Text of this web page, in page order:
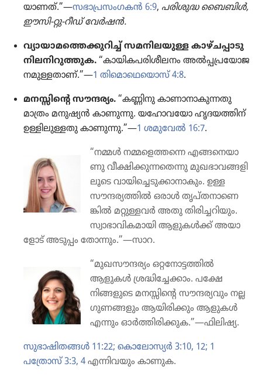
യാ​ണത്‌.”—സഭാ​പ്ര​സം​ഗ​കൻ 6:9, പരിശുദ്ധ ബൈബിൾ,
ഈസി-റ്റു-റീഡ്‌ വേർഷൻ.
വ്യായാ​മ​ത്തെ​ക്കു​റിച്ച്‌ സമനി​ല​യു​ള്ള കാഴ്‌ച​പ്പാ​ടു
നിലനി​റു​ത്തു​ക. “കായി​ക​പ​രി​ശീ​ല​നം അൽപ്പ​പ്ര​യോ​ജ​
ന​മു​ള്ള​താണ്‌.”—1 തിമൊ​ഥെ​യൊസ്‌ 4:8.
മനസ്സിന്റെ സൗന്ദര്യം. “കണ്ണിനു കാണാ​നാ​കു​ന്ന​തു
മാത്രം മനുഷ്യൻ കാണുന്നു. യഹോ​വ​യോ ഹൃദയ​ത്തിന്‌
ഉള്ളിലു​ള്ള​തു കാണുന്നു.”—1 ശമുവേൽ 16:7.
“നമ്മൾ നമ്മളെ​ത്ത​ന്നെ എങ്ങനെ​യാ​
ണു വീക്ഷി​ക്കു​ന്ന​തെ​ന്നു മുഖഭാ​വ​ങ്ങ​ളി​
ലൂ​ടെ വായി​ച്ചെ​ടു​ക്കാ​നാ​കും. ഉള്ള
സൗന്ദര്യ​ത്തിൽ ഒരാൾ തൃപ്‌ത​നാ​ണെ​
ങ്കിൽ മറ്റുള്ളവർ അതു തിരി​ച്ച​റി​യും.
സ്വാഭാ​വി​ക​മാ​യി ആളുകൾക്ക്‌ അയാ​
ളോട്‌ അടുപ്പം തോന്നും.”—സാറ.
“മുഖസൗ​ന്ദ​ര്യം ഒറ്റനോ​ട്ട​ത്തിൽ
ആളുകൾ ശ്രദ്ധി​ച്ചേ​ക്കാം. പക്ഷേ
നിങ്ങളു​ടെ മനസ്സിന്റെ സൗന്ദര്യ​വും നല്ല
ഗുണങ്ങ​ളും ആയിരി​ക്കും ആളുകൾ
എന്നും ഓർത്തി​രി​ക്കു​ക.”—ഫിലിഷ്യ.
സുഭാ​ഷി​ത​ങ്ങൾ 11:22; കൊ​ലോ​സ്യർ 3:10, 12; 1
പത്രോസ്‌ 3:3, 4 എന്നിവ​യും കാണുക.